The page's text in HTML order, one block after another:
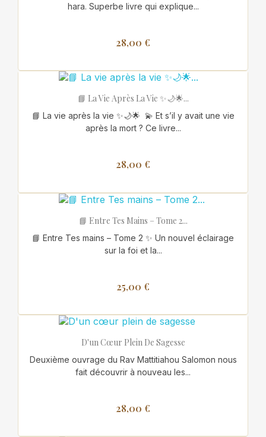
hara. Superbe livre qui explique...
28,00 €
📘 La Vie Après La Vie ✨🌙🌟...
📘 La vie après la vie ✨🌙🌟 💫 Et s’il y avait une vie
après la mort ? Ce livre...
28,00 €
📘 Entre Tes Mains – Tome 2...
📘 Entre Tes mains – Tome 2 ✨ Un nouvel éclairage
sur la foi et la...
25,00 €
D'un Cœur Plein De Sagesse
Deuxième ouvrage du Rav Mattitiahou Salomon nous
fait découvrir à nouveau les...
28,00 €